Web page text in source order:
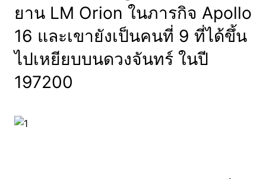
ยาน LM Orion ในภารกิจ Apollo
16 และเขายังเป็นคนที่ 9 ที่ได้ขึ้น
ไปเหยียบบนดวงจันทร์ ในปี
197200